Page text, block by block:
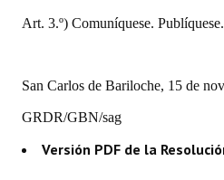
Ciudadano Ilustre - Registro
Banca del Vecino - Registro
Art. 3.º) Comuníquese.
San Carlos de Bariloche, 15 de
GRDR/GBN/sag
Versión PDF de la